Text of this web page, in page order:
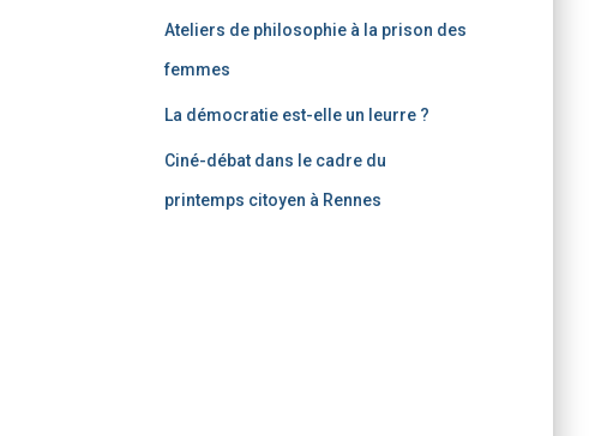
Ateliers de philosophie à la prison des
femmes
La démocratie est-elle un leurre ?
Ciné-débat dans le cadre du
printemps citoyen à Rennes